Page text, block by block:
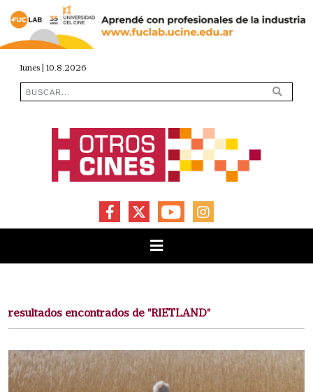
lunes | 10.8.2026
FACEBOOKYOUTUBEINSTAGRAM
resultados encontrados de "RIETLAND"